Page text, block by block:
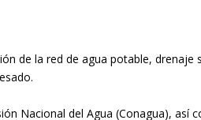
de la red de agua potable,
Nacional del Agua (Conagua), así